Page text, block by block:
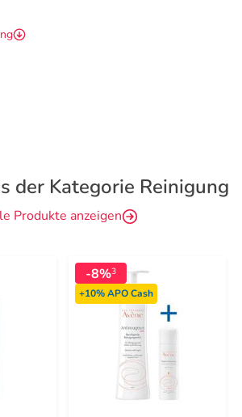
der Kategorie Reinigung
Produkte anzeigen
-8%3
+10%APO Cash